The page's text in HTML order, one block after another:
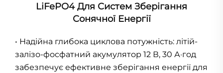
LiFePO4 Для Систем Зберігання
Сонячної Енергії
• Надійна глибока циклова потужність: літій-
залізо-фосфатний акумулятор 12 В, 30 А·год
забезпечує ефективне зберігання енергії для